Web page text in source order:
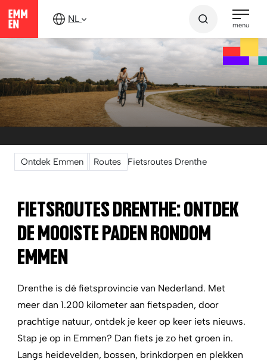
Verder
naar
content
NL
menu
Ontdek Emmen Routes Fietsroutes Drenthe
FIETSROUTES DRENTHE:ONTDEK
DE MOOISTE PADEN RONDOM
EMMEN
Drenthe is dé fietsprovincie van Nederland. Met
meer dan 1.200 kilometer aan fietspaden, door
prachtige natuur, ontdek je keer op keer iets nieuws.
Stap je op in Emmen? Dan fiets je zo het groen in.
Langs heidevelden, bossen, brinkdorpen en plekken